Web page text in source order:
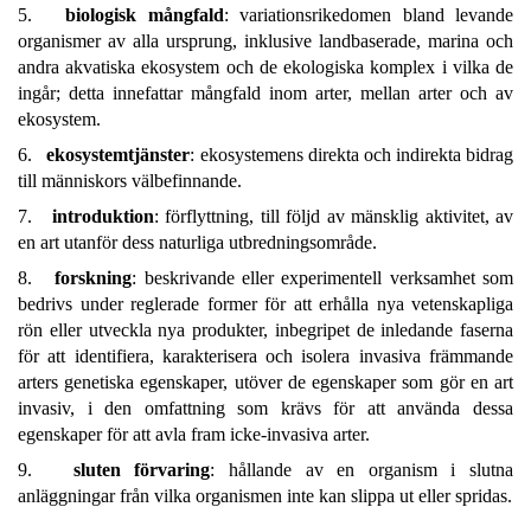
5.biologisk mångfald: variationsrikedomen bland levande
organismer av alla ursprung, inklusive landbaserade, marina och
andra akvatiska ekosystem och de ekologiska komplex i vilka de
ingår; detta innefattar mångfald inom arter, mellan arter och av
ekosystem.
6.ekosystemtjänster: ekosystemens direkta och indirekta bidrag
till människors välbefinnande.
7. introduktion: förflyttning, till följd av mänsklig aktivitet, av
en art utanför dess naturliga utbredningsområde.
8.forskning: beskrivande eller experimentell verksamhet som
bedrivs under reglerade former för att erhålla nya vetenskapliga
rön eller utveckla nya produkter, inbegripet de inledande faserna
för att identifiera, karakterisera och isolera invasiva främmande
arters genetiska egenskaper, utöver de egenskaper som gör en art
invasiv, i den omfattning som krävs för att använda dessa
egenskaper för att avla fram icke-invasiva arter.
9. sluten förvaring: hållande av en organism i slutna
anläggningar från vilka organismen inte kan slippa ut eller spridas.